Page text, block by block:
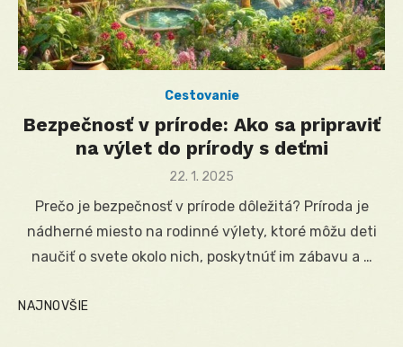
Cestovanie
Bezpečnosť v prírode: Ako sa pripraviť
na výlet do prírody s deťmi
Posted
22. 1. 2025
Prečo je bezpečnosť v prírode dôležitá? Príroda je
nádherné miesto na rodinné výlety, ktoré môžu deti
naučiť o svete okolo nich, poskytnúť im zábavu a …
NAJNOVŠIE